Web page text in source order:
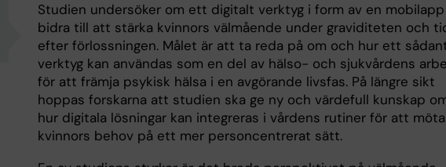
Studien undersöker om ett digitalt verktyg i form av en mobilapp
bidra till att stärka kvinnors välmående under graviditeten och
efter förlossningen. Målet är att ta reda på om och hur ett
verktyg kan användas som en del av hälso- och sjukvårdens
för att främja psykisk hälsa i en avgörande livsfas. På längre sikt
hoppas forskarna att studien ska ge ny och värdefull kunskap
hur digitala lösningar kan integreras i vårdens rutiner för att möta
kvinnors behov på ett mer personcentrerat sätt.